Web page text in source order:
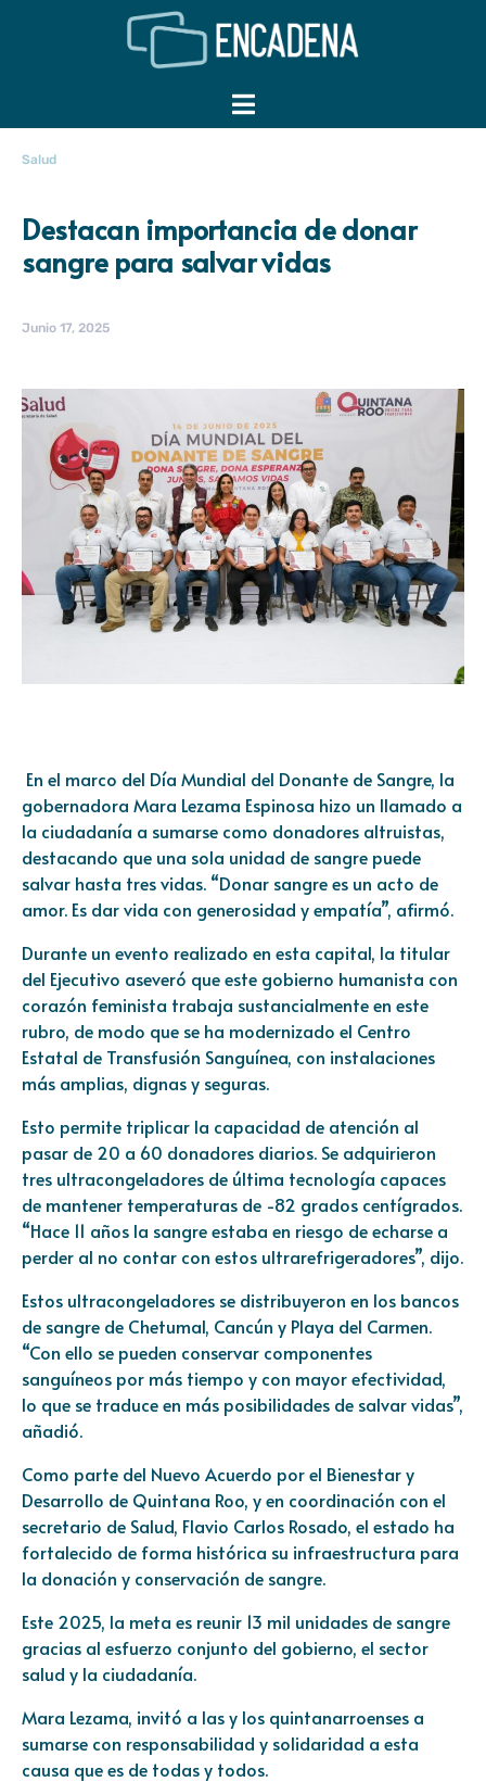
Salud
Destacan importancia de donar
sangre para salvar vidas
Junio 17, 2025
En el marco del Día Mundial del Donante de Sangre, la
gobernadora Mara Lezama Espinosa hizo un llamado a
la ciudadanía a sumarse como donadores altruistas,
destacando que una sola unidad de sangre puede
salvar hasta tres vidas. “Donar sangre es un acto de
amor. Es dar vida con generosidad y empatía”, afirmó.
Durante un evento realizado en esta capital, la titular
del Ejecutivo aseveró que este gobierno humanista con
corazón feminista trabaja sustancialmente en este
rubro, de modo que se ha modernizado el Centro
Estatal de Transfusión Sanguínea, con instalaciones
más amplias, dignas y seguras.
Esto permite triplicar la capacidad de atención al
pasar de 20 a 60 donadores diarios. Se adquirieron
tres ultracongeladores de última tecnología capaces
de mantener temperaturas de -82 grados centígrados.
“Hace 11 años la sangre estaba en riesgo de echarse a
perder al no contar con estos ultrarefrigeradores”, dijo.
Estos ultracongeladores se distribuyeron en los bancos
de sangre de Chetumal, Cancún y Playa del Carmen.
“Con ello se pueden conservar componentes
sanguíneos por más tiempo y con mayor efectividad,
lo que se traduce en más posibilidades de salvar vidas”,
añadió.
Como parte del Nuevo Acuerdo por el Bienestar y
Desarrollo de Quintana Roo, y en coordinación con el
secretario de Salud, Flavio Carlos Rosado, el estado ha
fortalecido de forma histórica su infraestructura para
la donación y conservación de sangre.
Este 2025, la meta es reunir 13 mil unidades de sangre
gracias al esfuerzo conjunto del gobierno, el sector
salud y la ciudadanía.
Mara Lezama, invitó a las y los quintanarroenses a
sumarse con responsabilidad y solidaridad a esta
causa que es de todas y todos.